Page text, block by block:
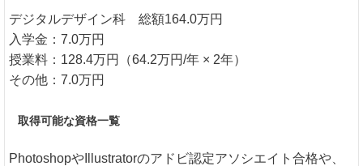
デジタルデザイン科 総額164.0万円
入学金：7.0万円
授業料：128.4万円（64.2万円/年 × 2年）
その他：7.0万円
取得可能な資格一覧
PhotoshopやIllustratorのアドビ認定アソシエイト合格や、